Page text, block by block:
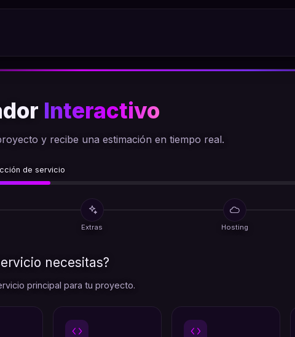
Interactivo
y recibe una estimación en tiempo real.
de servicio
Extras Hosting
necesitas?
principal para tu proyecto.